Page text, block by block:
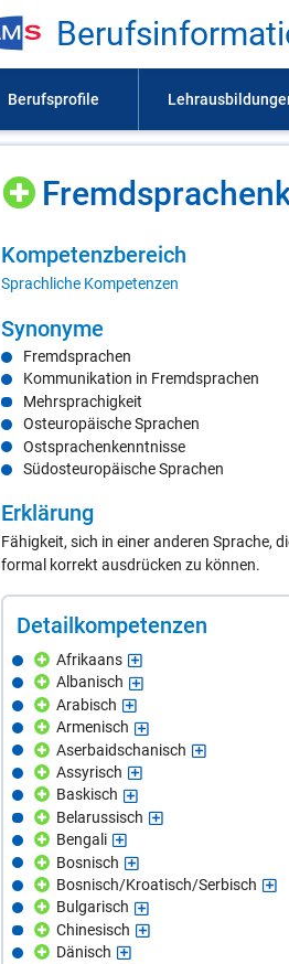
Kom­pe­tenz­be­reich
Sprachliche Kompetenzen
Syn­ony­me
Fremdsprachen
Kommunikation in Fremdsprachen
Mehrsprachigkeit
Osteuropäische Sprachen
Ostsprachenkenntnisse
Südosteuropäische Sprachen
Er­klä­rung
Fähigkeit, sich in einer anderen Sprache,
formal korrekt ausdrücken zu können.
De­tail­kom­pe­ten­zen
Afrikaans
Albanisch
Arabisch
Armenisch
Aserbaidschanisch
Assyrisch
Baskisch
Belarussisch
Bengali
Bosnisch
Bosnisch/Kroatisch/Serbisch
Bulgarisch
Chinesisch
Dänisch